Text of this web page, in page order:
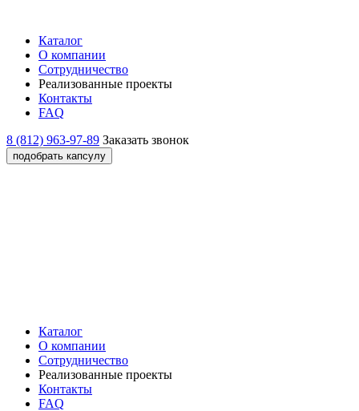
Каталог
О компании
Сотрудничество
Реализованные проекты
Контакты
FAQ
8 (812) 963-97-89 Заказать звонок
подобрать капсулу
Каталог
О компании
Сотрудничество
Реализованные проекты
Контакты
FAQ